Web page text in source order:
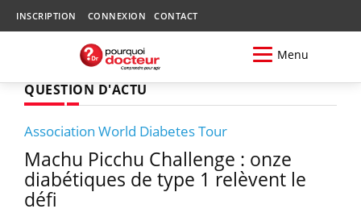
INSCRIPTION CONNEXION CONTACT
Menu
QUESTION D'ACTU
Association World Diabetes Tour
Machu Picchu Challenge : onze
diabétiques de type 1 relèvent le
défi